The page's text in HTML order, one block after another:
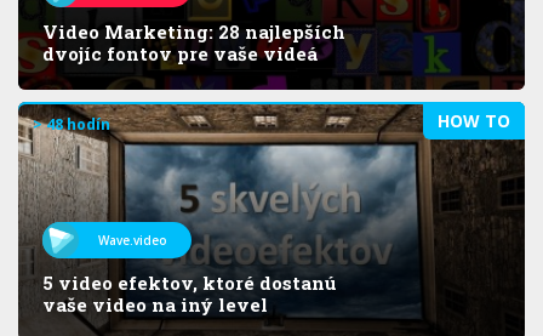
Video Marketing: 28 najlepších
dvojíc fontov pre vaše videá
HOW TO
> 48 hodín
Wave.video
5 video efektov, ktoré dostanú
vaše video na iný level